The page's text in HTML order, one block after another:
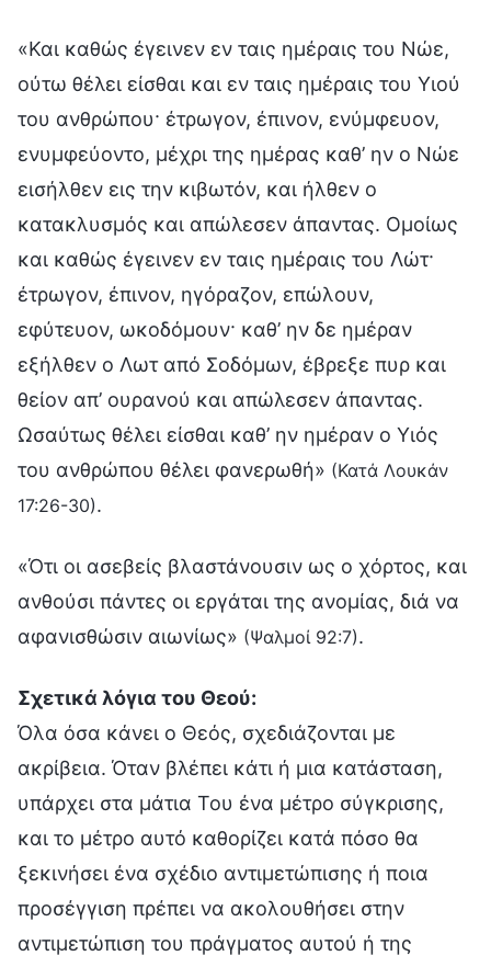
«Και καθώς έγεινεν εν ταις ημέραις του Νώε,
ούτω θέλει είσθαι και εν ταις ημέραις του Υιού
του ανθρώπου· έτρωγον, έπινον, ενύμφευον,
ενυμφεύοντο, μέχρι της ημέρας καθ’ ην ο Νώε
εισήλθεν εις την κιβωτόν, και ήλθεν ο
κατακλυσμός και απώλεσεν άπαντας. Ομοίως
και καθώς έγεινεν εν ταις ημέραις του Λώτ·
έτρωγον, έπινον, ηγόραζον, επώλουν,
εφύτευον, ωκοδόμουν· καθ’ ην δε ημέραν
εξήλθεν ο Λωτ από Σοδόμων, έβρεξε πυρ και
θείον απ’ ουρανού και απώλεσεν άπαντας.
Ωσαύτως θέλει είσθαι καθ’ ην ημέραν ο Υιός
του ανθρώπου θέλει φανερωθή» (Κατά Λουκάν
17:26-30).
«Ότι οι ασεβείς βλαστάνουσιν ως ο χόρτος, και
ανθούσι πάντες οι εργάται της ανομίας, διά να
αφανισθώσιν αιωνίως» (Ψαλμοί 92:7).
Σχετικά λόγια του Θεού:
Όλα όσα κάνει ο Θεός, σχεδιάζονται με
ακρίβεια. Όταν βλέπει κάτι ή μια κατάσταση,
υπάρχει στα μάτια Του ένα μέτρο σύγκρισης,
και το μέτρο αυτό καθορίζει κατά πόσο θα
ξεκινήσει ένα σχέδιο αντιμετώπισης ή ποια
προσέγγιση πρέπει να ακολουθήσει στην
αντιμετώπιση του πράγματος αυτού ή της